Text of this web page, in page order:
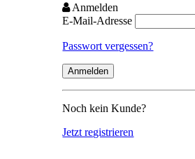
Anmelden
E-Mail-Adresse
Passwort vergessen?
Noch kein Kunde?
Jetzt registrieren